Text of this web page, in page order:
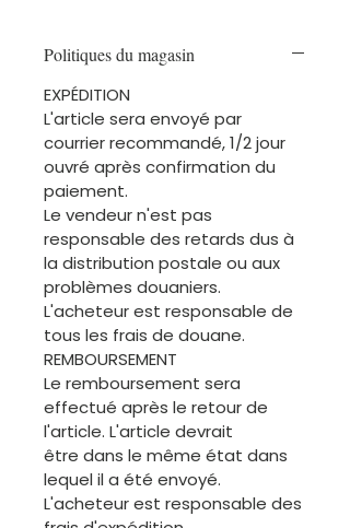
Politiques du magasin
EXPÉDITION
L'article sera envoyé par
courrier recommandé, 1/2 jour
ouvré après confirmation du
paiement.
Le vendeur n'est pas
responsable des retards dus à
la distribution postale ou aux
problèmes douaniers.
L'acheteur est responsable de
tous les frais de douane.
REMBOURSEMENT
Le remboursement sera
effectué après le retour de
l'article. L'article devrait
être dans le même état dans
lequel il a été envoyé.
L'acheteur est responsable des